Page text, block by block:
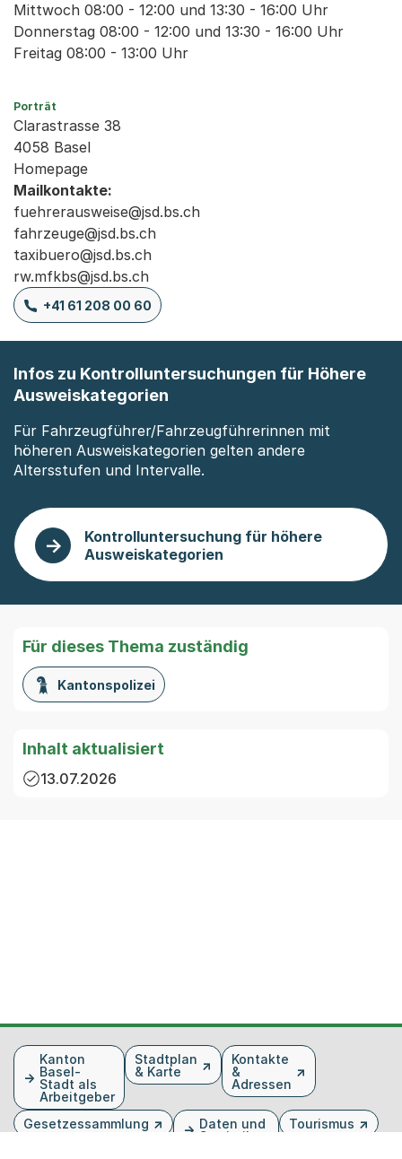
Mittwoch 08:00 - 12:00 und 13:30 - 16:00 Uhr
Donnerstag 08:00 - 12:00 und 13:30 - 16:00 Uhr
Freitag 08:00 - 13:00 Uhr
Porträt
Clarastrasse 38
4058 Basel
Homepage
Mailkontakte:
fuehrerausweise@jsd.bs.ch
fahrzeuge@jsd.bs.ch
taxibuero@jsd.bs.ch
rw.mfkbs@jsd.bs.ch
+41 61 208 00 60
Infos zu Kontrolluntersuchungen für Höhere
Ausweiskategorien
Für Fahrzeugführer/Fahrzeugführerinnen mit
höheren Ausweiskategorien gelten andere
Altersstufen und Intervalle.
Kontrolluntersuchung für höhere
Ausweiskategorien
Für dieses Thema zuständig
Kantonspolizei
Inhalt aktualisiert
13.07.2026
FusszeileKanton
Basel-
Stadt als
Arbeitgeber
Stadtplan
& Karte
Kontakte
&
Adressen
Gesetzessammlung
Daten und
Statistiken
Tourismus